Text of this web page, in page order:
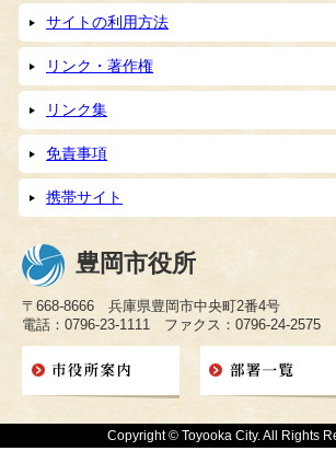
サイトの利用方法
リンク・著作権
リンク集
免責事項
携帯サイト
豊岡市役所
〒668-8666 兵庫県豊岡市中央町2番4号
電話：0796-23-1111 ファクス：0796-24-2575
Copyright © Toyooka City. All Rights